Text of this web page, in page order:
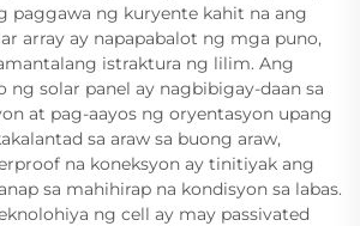
paggawa ng kuryente kahit na ang
array ay napapabalot ng mga puno,
istraktura ng lilim. Ang
ng solar panel ay nagbibigay-daan sa
at pag-aayos ng oryentasyon upang
sa araw sa buong araw,
na koneksyon ay tinitiyak ang
sa mahihirap na kondisyon sa labas.
ng cell ay may passivated